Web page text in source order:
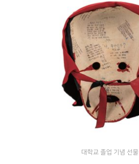
대학교 졸업 기념 선물